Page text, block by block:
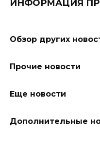
ИНФОРМАЦИЯ
Обзор других
Прочие новости
Еще новости
Дополнительные